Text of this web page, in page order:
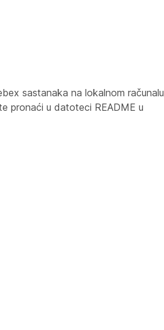
sastanaka na lokalnom računalu
pronaći u datoteci README u